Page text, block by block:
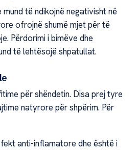
të ndikojnë negativisht në
ofrojnë shumë mjet për të
Përdorimi i bimëve dhe
të lehtësojë shpatullat.
për shëndetin. Disa prej tyre
natyrore për shpërim. Për
anti-inflamatore dhe është i